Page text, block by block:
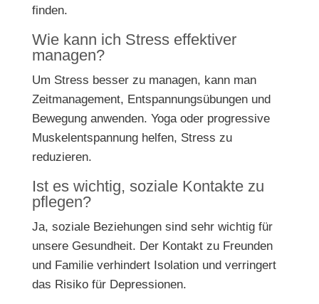
finden.
Wie kann ich Stress effektiver
managen?
Um Stress besser zu managen, kann man
Zeitmanagement, Entspannungsübungen und
Bewegung anwenden. Yoga oder progressive
Muskelentspannung helfen, Stress zu
reduzieren.
Ist es wichtig, soziale Kontakte zu
pflegen?
Ja, soziale Beziehungen sind sehr wichtig für
unsere Gesundheit. Der Kontakt zu Freunden
und Familie verhindert Isolation und verringert
das Risiko für Depressionen.